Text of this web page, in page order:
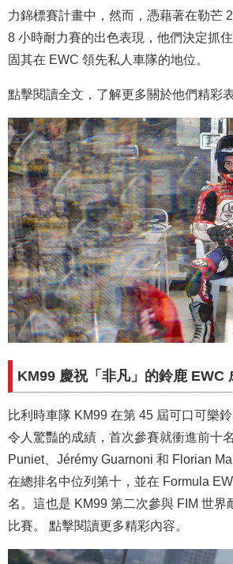
力錦標賽計畫中，然而，憑藉著在勒芒
8 小時耐力賽的出色表現，他們決定抓
固其在 EWC 領先私人車隊的地位。
點擊閱讀全文，了解更多關於他們精彩
KM99 慶祝「非凡」的鈴鹿 EWC
比利時車隊 KM99 在第 45 屆可口可樂
令人驚豔的成績，首次參賽就衝進前十
Puniet、Jérémy Guarnoni 和 Florian
在總排名中位列第十，並在 Formula
名。這也是 KM99 第二次參與 FIM 世界
比賽。 點擊閱讀更多精彩內容。